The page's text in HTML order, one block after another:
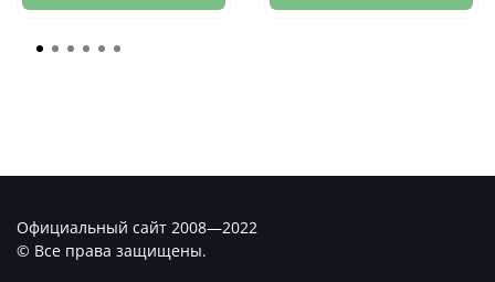
Официальный сайт 2008—2022
© Все права защищены.